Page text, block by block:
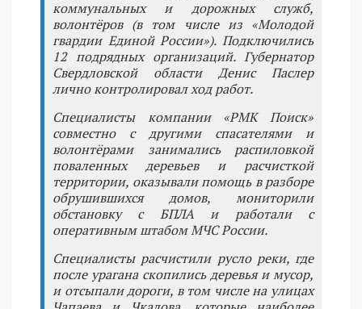
коммунальных и дорожных служб,
волонтёров (в том числе из «Молодой
гвардии Единой России»). Подключились
12 подрядных организаций. Губернатор
Свердловской области Денис Паслер
лично контролировал ход работ.
Специалисты компании «РМК Поиск»
совместно с другими спасателями и
волонтёрами занимались распиловкой
поваленных деревьев и расчисткой
территории, оказывали помощь в разборе
обрушившихся домов, мониторили
обстановку с БПЛА и работали с
оперативным штабом МЧС России.
Специалисты расчистили русло реки, где
после урагана скопились деревья и мусор,
и отсыпали дороги, в том числе на улицах